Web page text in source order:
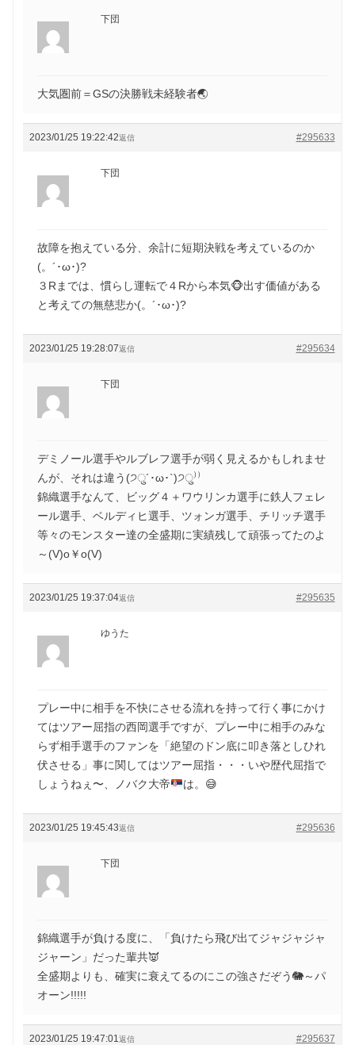
下団
大気圏前＝GSの決勝戦未経験者🌏
2023/01/25 19:22:42 #295633
返信
下団
故障を抱えている分、余計に短期決戦を考えているのか
(。´･ω･)?
３Rまでは、慣らし運転で４Rから本気🐵出す価値がある
と考えての無慈悲か(。´･ω･)?
2023/01/25 19:28:07 #295634
返信
下団
デミノール選手やルブレフ選手が弱く見えるかもしれませ
んが、それは違う(੭ु´･ω･`)੭ु⁾⁾
錦織選手なんて、ビッグ４＋ワウリンカ選手に鉄人フェレ
ール選手、ベルディヒ選手、ツォンガ選手、チリッチ選手
等々のモンスター達の全盛期に実績残して頑張ってたのよ
～(V)o￥o(V)
2023/01/25 19:37:04 #295635
返信
ゆうた
プレー中に相手を不快にさせる流れを持って行く事にかけ
てはツアー屈指の西岡選手ですが、プレー中に相手のみな
らず相手選手のファンを「絶望のドン底に叩き落としひれ
伏させる」事に関してはツアー屈指・・・いや歴代屈指で
しょうねぇ〜、ノバク大帝
は。 😅
2023/01/25 19:45:43 #295636
返信
下団
錦織選手が負ける度に、「負けたら飛び出てジャジャジャ
ジャーン」だった輩共👿
全盛期よりも、確実に衰えてるのにこの強さだぞう🐘～パ
オーン!!!!!
2023/01/25 19:47:01 #295637
返信